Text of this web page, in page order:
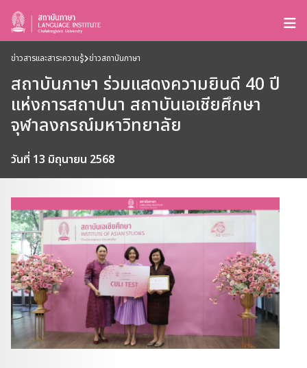
ข่าวสารและสาระความรู้ ข่าวสถาบันภาษา
สถาบันภาษา ร่วมแสดงความยินดี 40 ปี
แห่งการสถาปนา สถาบันเอเชียศึกษา
จุฬาลงกรณ์มหาวิทยาลัย
วันที่ 13 มิถุนายน 2568